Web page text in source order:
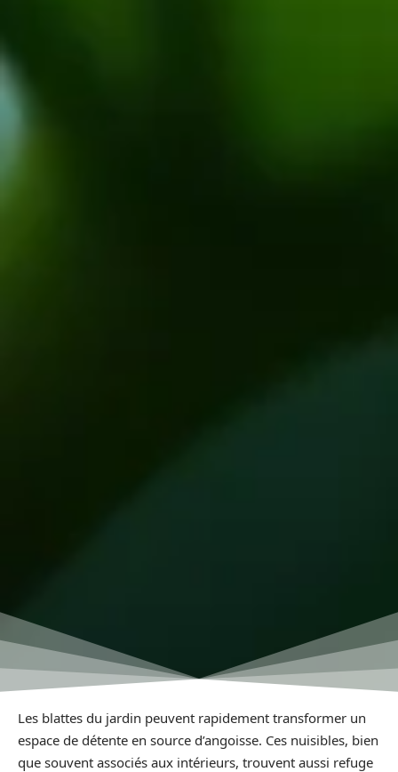
Les blattes du jardin peuvent rapidement transformer un
espace de détente en source d’angoisse. Ces nuisibles, bien
que souvent associés aux intérieurs, trouvent aussi refuge